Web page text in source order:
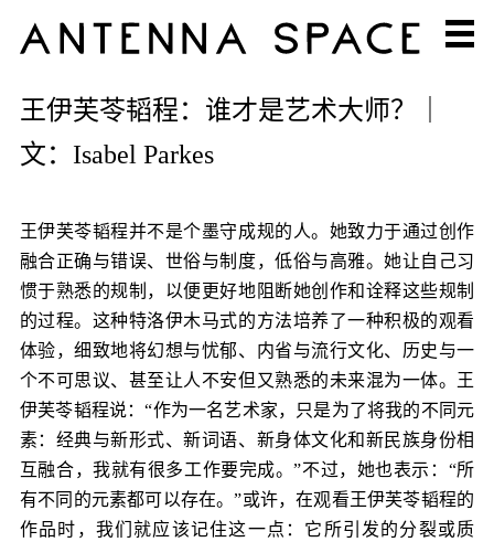
王伊芙苓韬程：谁才是艺术大师？｜
文：Isabel Parkes
王伊芙苓韬程并不是个墨守成规的人。她致力于通过创作
融合正确与错误、世俗与制度，低俗与高雅。她让自己习
惯于熟悉的规制，以便更好地阻断她创作和诠释这些规制
的过程。这种特洛伊木马式的方法培养了一种积极的观看
体验，细致地将幻想与忧郁、内省与流行文化、历史与一
个不可思议、甚至让人不安但又熟悉的未来混为一体。王
伊芙苓韬程说：“作为一名艺术家，只是为了将我的不同元
素：经典与新形式、新词语、新身体文化和新民族身份相
互融合，我就有很多工作要完成。”不过，她也表示：“所
有不同的元素都可以存在。”或许，在观看王伊芙苓韬程的
作品时，我们就应该记住这一点：它所引发的分裂或质